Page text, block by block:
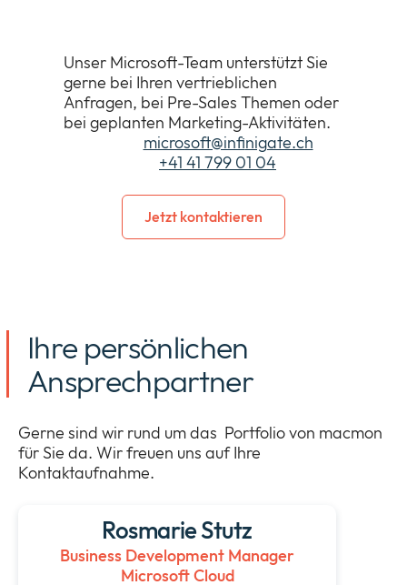
Unser Microsoft-Team unterstützt Sie
gerne bei Ihren vertrieblichen
Anfragen, bei Pre-Sales Themen oder
bei geplanten Marketing-Aktivitäten.
microsoft@infinigate.ch
+41 41 799 01 04
Jetzt kontaktieren
Ihre persönlichen
Ansprechpartner
Gerne sind wir rund um das Portfolio von macmon
für Sie da. Wir freuen uns auf Ihre
Kontaktaufnahme.
Rosmarie Stutz
Business Development Manager
Microsoft Cloud